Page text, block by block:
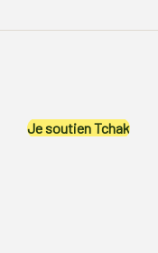
Je soutien Tchak